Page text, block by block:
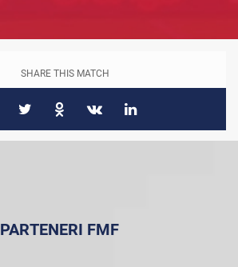
SHARE THIS MATCH
PARTENERI FMF